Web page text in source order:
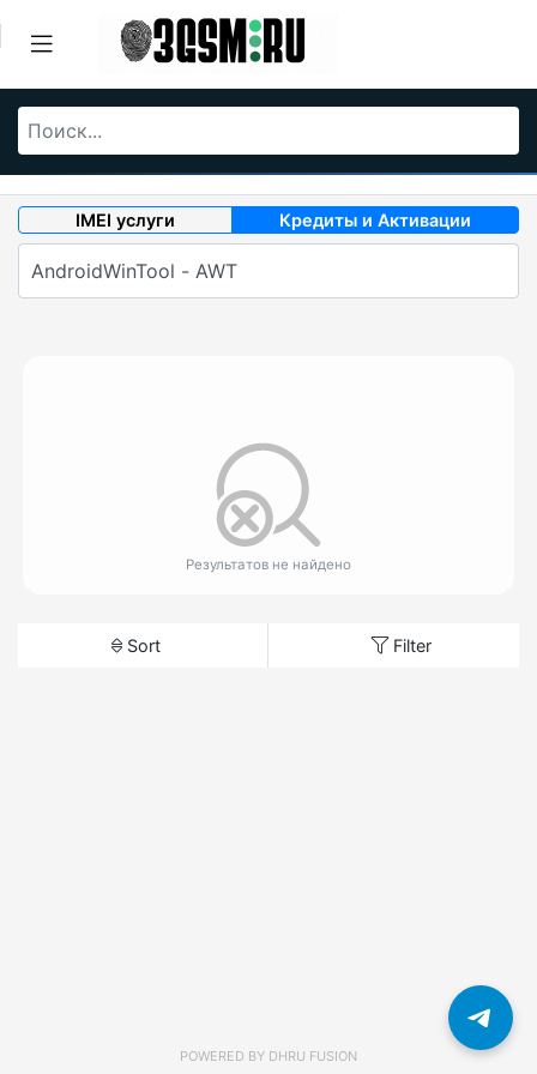
IMEI услуги Кредиты и Активации
Результатов не найдено
Sort Filter
POWERED BY DHRU FUSION